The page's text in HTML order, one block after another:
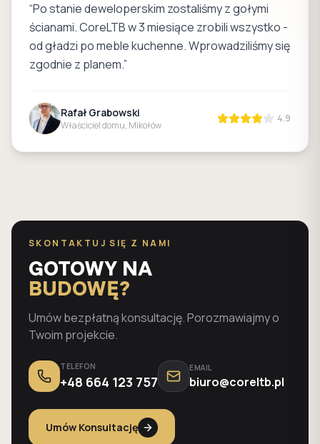
“Po stanie deweloperskim zostaliśmy z gołymi
ścianami. CoreLTB w 3 miesiące zrobili wszystko -
od gładzi po meble kuchenne. Wprowadziliśmy się
zgodnie z planem.”
Rafał Grabowski
Właściciel domu, Mikołów
4.9
SKONTAKTUJ SIĘ Z NAMI
GOTOWY NA
BUDOWĘ?
Umów bezpłatną konsultację. Porozmawiajmy o
Twoim projekcie.
TELEFON
+48 664 123 757
EMAIL
biuro@coreltb.pl
Umów Konsultację